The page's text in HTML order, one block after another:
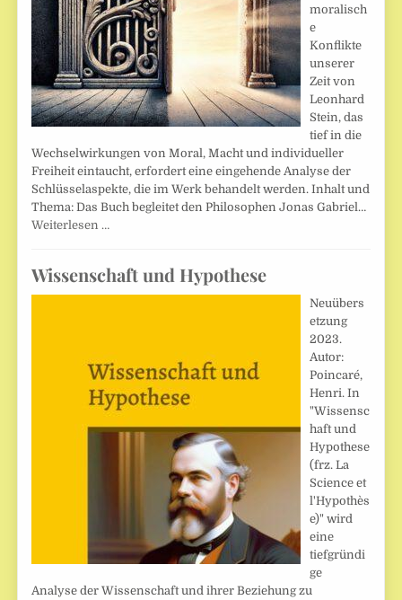
moralisch
e
Konflikte
unserer
Zeit von
Leonhard
Stein, das
tief in die
Wechselwirkungen von Moral, Macht und individueller
Freiheit eintaucht, erfordert eine eingehende Analyse der
Schlüsselaspekte, die im Werk behandelt werden. Inhalt und
Thema: Das Buch begleitet den Philosophen Jonas Gabriel…
Weiterlesen …
Wissenschaft und Hypothese
Neuübers
etzung
2023.
Autor:
Poincaré,
Henri. In
"Wissensc
haft und
Hypothese
(frz. La
Science et
l'Hypothès
e)" wird
eine
tiefgründi
ge
Analyse der Wissenschaft und ihrer Beziehung zu